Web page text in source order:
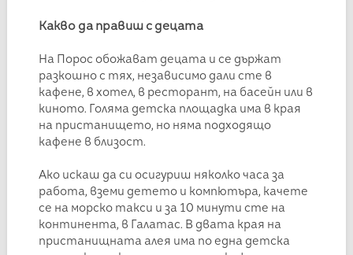
Какво да правиш с децата
На Порос обожават децата и се държат
разкошно с тях, независимо дали сте в
кафене, в хотел, в ресторант, на басейн или в
киното. Голяма детска площадка има в края
на пристанището, но няма подходящо
кафене в близост.
Ако искаш да си осигуриш няколко часа за
работа, вземи детето и компютъра, качете
се на морско такси и за 10 минути сте на
континента, в Галатас. В двата края на
пристанищната алея има по една детска